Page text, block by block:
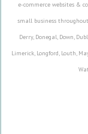
e-commerce websites &
small business
Derry, Donegal, Down,
Limerick, Longford, Louth,